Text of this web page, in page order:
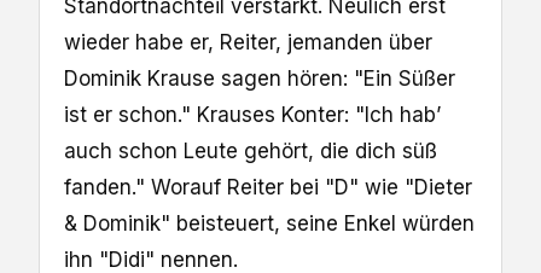
Standortnachteil verstärkt. Neulich erst
wieder habe er, Reiter, jemanden über
Dominik Krause sagen hören: "Ein Süßer
ist er schon." Krauses Konter: "Ich hab’
auch schon Leute gehört, die dich süß
fanden." Worauf Reiter bei "D" wie "Dieter
& Dominik" beisteuert, seine Enkel würden
ihn "Didi" nennen.